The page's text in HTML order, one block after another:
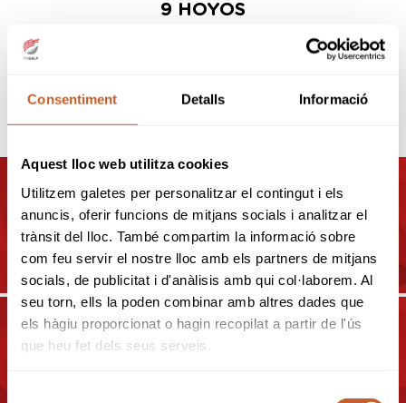
Consentiment Detalls Informació
Aquest lloc web utilitza cookies
Utilitzem galetes per personalitzar el contingut i els
anuncis, oferir funcions de mitjans socials i analitzar el
trànsit del lloc. També compartim la informació sobre
com feu servir el nostre lloc amb els partners de mitjans
socials, de publicitat i d'anàlisis amb qui col·laborem. Al
seu torn, ells la poden combinar amb altres dades que
els hàgiu proporcionat o hagin recopilat a partir de l'ús
que heu fet dels seus serveis.
9 HOYOS
OTROS CAMPOS
CAMPOS Y CLUBS EN
BARCELONA